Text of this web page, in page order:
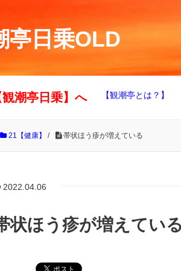
亭日乗OLD
潮亭日乗】へ 【観潮亭とは？】
21【健康】 / 帯状ほう疹が増えている
2022.04.06
状ほう疹が増えてい